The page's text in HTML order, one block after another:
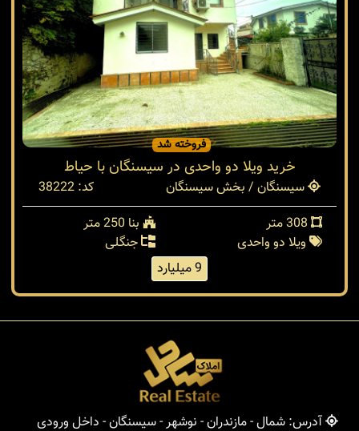
فروخته شد
خرید ویلا دو واحدی در سیسنگان با حیاط
سیسنگان / بخش سیسنگان
کد: 38222
بنا 250 متر
ویلا دو واحدی
جنگلی
9 میلیارد
آدرس: شمال - مازندران - نوشهر - سیسنگان - داخل ورودی